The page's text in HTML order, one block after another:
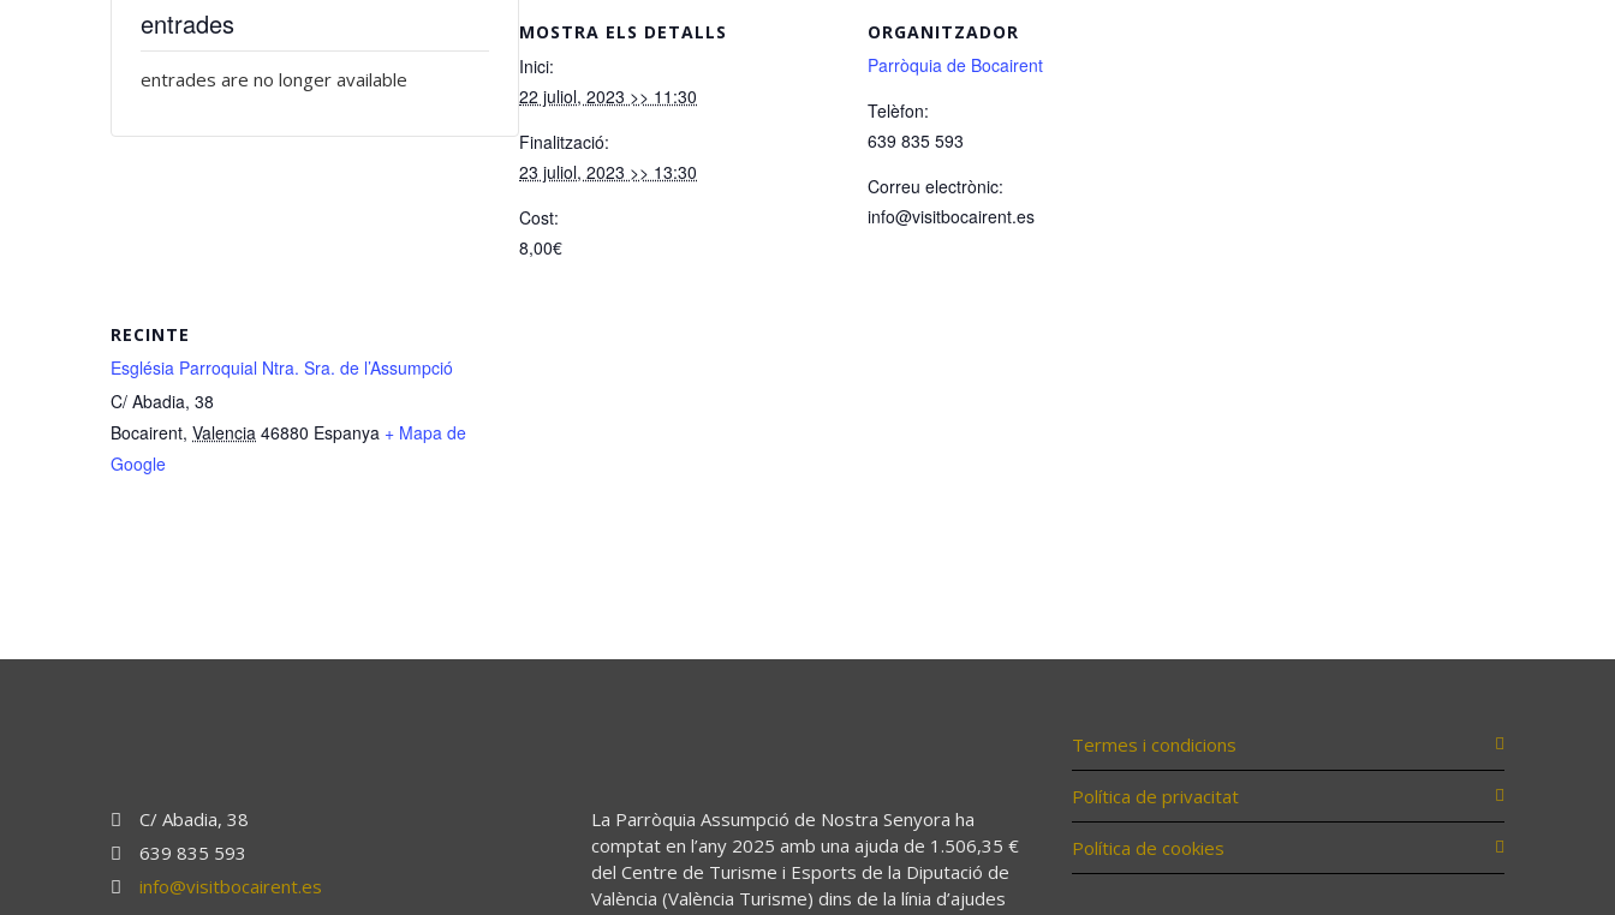
MOSTRA ELS DETALLS
Inici:
22 juliol, 2023 >> 11:30
Finalització:
23 juliol, 2023 >> 13:30
Cost:
8,00€
ORGANITZADOR
Parròquia de Bocairent
Telèfon:
639 835 593
Correu electrònic:
info@visitbocairent.es
RECINTE
Església Parroquial Ntra. Sra. de l’Assumpció
C/ Abadia, 38
Bocairent, Valencia 46880 Espanya + Mapa de
Google
entrades
entrades are no longer available
C/ Abadia, 38
639 835 593
info@visitbocairent.es
La Parròquia Assumpció de Nostra Senyora ha
comptat en l’any 2025 amb una ajuda de 1.506,35 €
del Centre de Turisme i Esports de la Diputació de
València (València Turisme) dins de la línia d’ajudes
Termes i condicions
Política de privacitat
Política de cookies